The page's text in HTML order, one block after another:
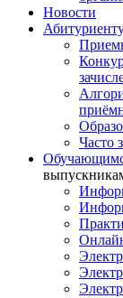
Новости
Часто